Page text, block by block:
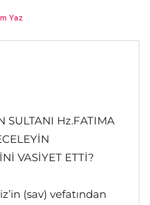
Yaz
SULTANI Hz.FATIMA
VASİYET ETTİ?
(sav) vefatından